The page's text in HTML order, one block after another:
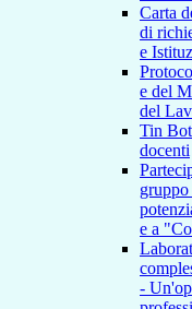
Carta
di
e
e del
del
Tin
docenti
e a
-